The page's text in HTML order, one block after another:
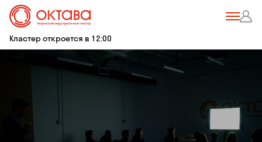
Кластер откроется в 12:00